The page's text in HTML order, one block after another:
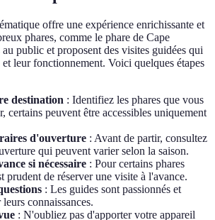
offre une expérience enrichissante et
phares, comme le phare de Cape
public et proposent des visites guidées qui
leur fonctionnement. Voici quelques étapes
destination : Identifiez les phares que vous
certains peuvent être accessibles uniquement
d'ouverture : Avant de partir, consultez
qui peuvent varier selon la saison.
si nécessaire : Pour certains phares
prudent de réserver une visite à l'avance.
: Les guides sont passionnés et
connaissances.
: N'oubliez pas d'apporter votre appareil